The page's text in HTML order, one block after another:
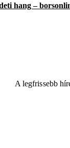
hang –
A legfrissebb